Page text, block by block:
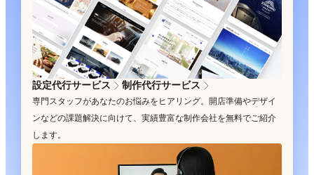
設定代行サービス 制作代行サービス
専門スタッフがあなたのお悩みをヒアリング。開店準備やデザイ
ンなどの課題解決に向けて、実績豊富な制作会社を無料でご紹介
します。